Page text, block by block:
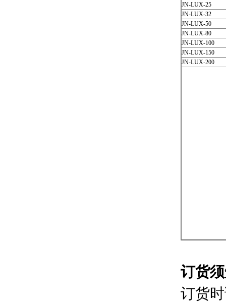
JN-LUX-25
JN-LUX-32
JN-LUX-50
JN-LUX-80
JN-LUX-100
JN-LUX-150
JN-LUX-200
订货
订货